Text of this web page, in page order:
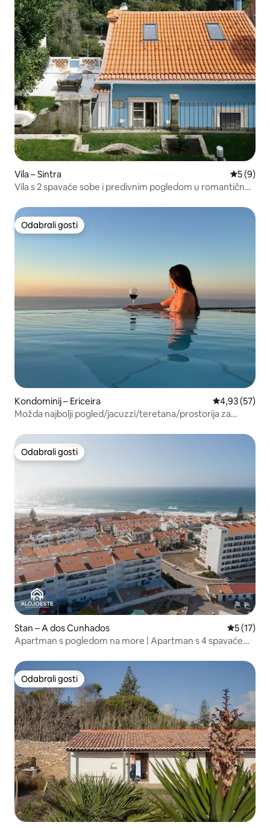
Vila – Sintra
5 (9)
Vila s 2 spavaće sobe i predivnim pogledom u romantičnoj
Odabrali gosti
Odabrali gosti
Kondominij – Ericeira Prosječna
4,93 (57)
Možda najbolji pogled/jacuzzi/teretana/prostorija za
Odabrali gosti
Odabrali gosti
Stan – A dos Cunhados Prosječna
5 (17)
Apartman s pogledom na more | Apartman s 4 spavaće
Odabrali gosti
Odabrali gosti